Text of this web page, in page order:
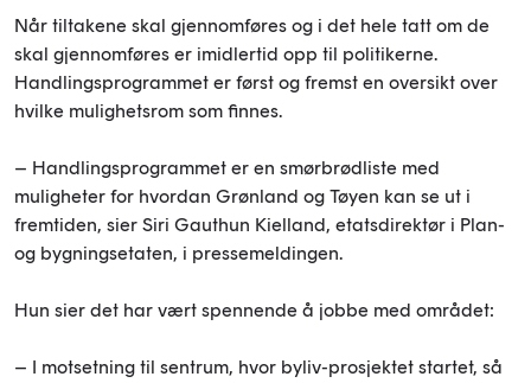
Når tiltakene skal gjennomføres og i det hele tatt om de
skal gjennomføres er imidlertid opp til politikerne.
Handlingsprogrammet er først og fremst en oversikt over
hvilke mulighetsrom som finnes.
– Handlingsprogrammet er en smørbrødliste med
muligheter for hvordan Grønland og Tøyen kan se ut i
fremtiden, sier Siri Gauthun Kielland, etatsdirektør i Plan-
og bygningsetaten, i pressemeldingen.
Hun sier det har vært spennende å jobbe med området:
– I motsetning til sentrum, hvor byliv-prosjektet startet, så